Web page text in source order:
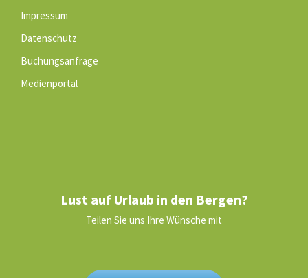
Impressum
Datenschutz
Buchungsanfrage
Medienportal
Lust auf Urlaub in den Bergen?
Teilen Sie uns Ihre Wünsche mit